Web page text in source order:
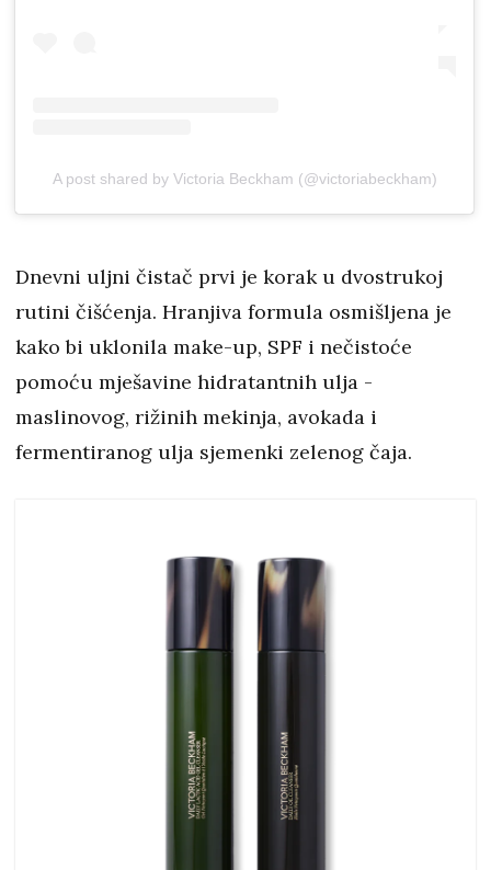
A post shared by Victoria Beckham (@victoriabeckham)
Dnevni uljni čistač prvi je korak u dvostrukoj
rutini čišćenja. Hranjiva formula osmišljena je
kako bi uklonila make-up, SPF i nečistoće
pomoću mješavine hidratantnih ulja -
maslinovog, rižinih mekinja, avokada i
fermentiranog ulja sjemenki zelenog čaja.